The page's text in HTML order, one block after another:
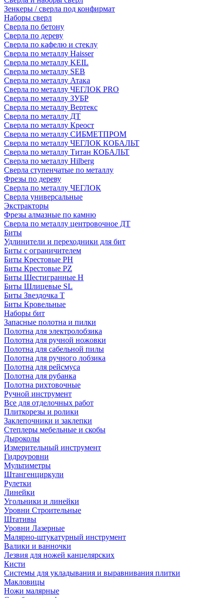
Зенкеры / сверла под конфирмат
Наборы сверл
Сверла по бетону
Сверла по дереву
Сверла по кафелю и стеклу
Сверла по металлу Haisser
Сверла по металлу KEIL
Сверла по металлу SEB
Сверла по металлу Атака
Сверла по металлу ЧЕГЛОК PRO
Сверла по металлу ЗУБР
Сверла по металлу Вертекс
Сверла по металлу ДТ
Сверла по металлу Креост
Сверла по металлу СИБМЕТПРОМ
Сверла по металлу ЧЕГЛОК КОБАЛЬТ
Сверла по металлу Титан КОБАЛЬТ
Сверла по металлу Hilberg
Сверла ступенчатые по металлу
Фрезы по дереву
Сверла по металлу ЧЕГЛОК
Сверла универсальные
Экстракторы
Фрезы алмазные по камню
Сверла по металлу центровочное ДТ
Биты
Удлинители и переходники для бит
Биты с ограничителем
Биты Крестовые PH
Биты Крестовые PZ
Биты Шестигранные H
Биты Шлицевые SL
Биты Звездочка T
Биты Кровельные
Наборы бит
Запасные полотна и пилки
Полотна для электролобзика
Полотна для ручной ножовки
Полотна для сабельной пилы
Полотна для ручного лобзика
Полотна для рейсмуса
Полотна для рубанка
Полотна рихтовочные
Ручной инструмент
Все для отделочных работ
Плиткорезы и ролики
Заклепочники и заклепки
Степлеры мебельные и скобы
Дыроколы
Измерительный инструмент
Гидроуровни
Мультиметры
Штангенциркули
Рулетки
Линейки
Угольники и линейки
Уровни Строительные
Штативы
Уровни Лазерные
Малярно-штукатурный инструмент
Валики и ванночки
Лезвия для ножей канцелярских
Кисти
Системы для укладывания и выравнивания плитки
Макловицы
Ножи малярные